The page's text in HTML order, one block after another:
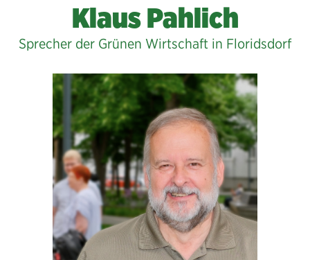
Klaus Pahlich
Sprecher der Grünen Wirtschaft in Floridsdorf